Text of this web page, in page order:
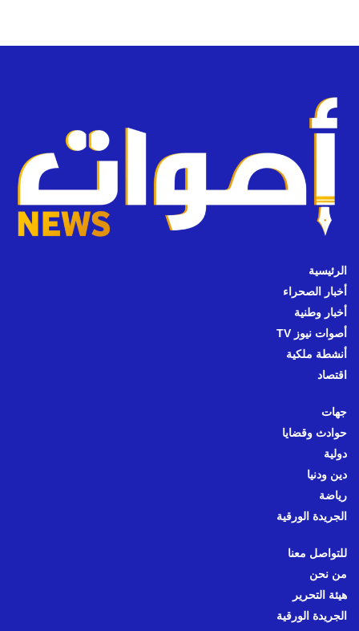
الرئيسية
أخبار الصحراء
أخبار وطنية
أصوات نيوز TV
أنشطة ملكية
اقتصاد
جهات
حوادث وقضايا
دولية
دين ودنيا
رياضة
الجريدة الورقية
للتواصل معنا
من نحن
هيئة التحرير
الجريدة الورقية